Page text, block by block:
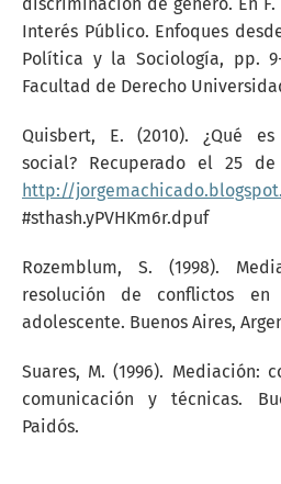
Interés Público. Enfoques
Política y la Sociología, pp.
Facultad de Derecho
Quisbert, E. (2010). ¿Qué
social? Recuperado el 25
http://
#sthash.yPVHKm6r.dpuf
Rozemblum, S. (1998).
resolución de conflictos
adolescente. Buenos Aires,
Suares, M. (1996). Mediación:
comunicación y técnicas.
Paidós.